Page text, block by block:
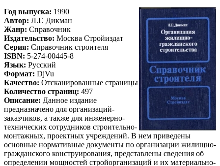
Год выпуска: 1990
Автор: Л.Г. Дикман
Жанр: Справочник
Издательство: Москва Стройиздат
Серия: Справочник строителя
ISBN: 5-274-00445-8
Язык: Русский
Формат: DjVu
Качество: Отсканированные страницы
Количество страниц: 497
Описание: Данное издание
предназначено для организаций-
заказчиков, а также для инженерно-
технических сотрудников строительно-
монтажных, проектных учреждений. В нем приведены
основные нормативные документы по организации жилищно-
гражданского конструирования, представлены сведения об
определении мощностей стройорганизаций и их материально-